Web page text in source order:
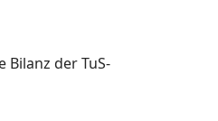
Bilanz der TuS-